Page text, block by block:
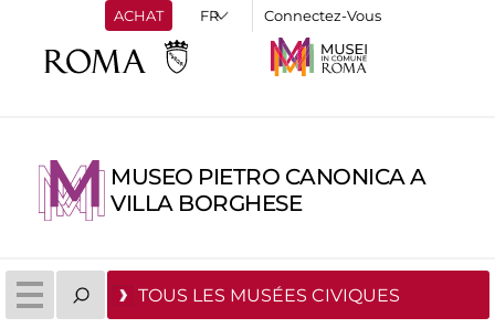
ACHAT Connectez-Vous
MUSEO PIETRO CANONICA A
VILLA BORGHESE
TOUS LES MUSÉES CIVIQUES